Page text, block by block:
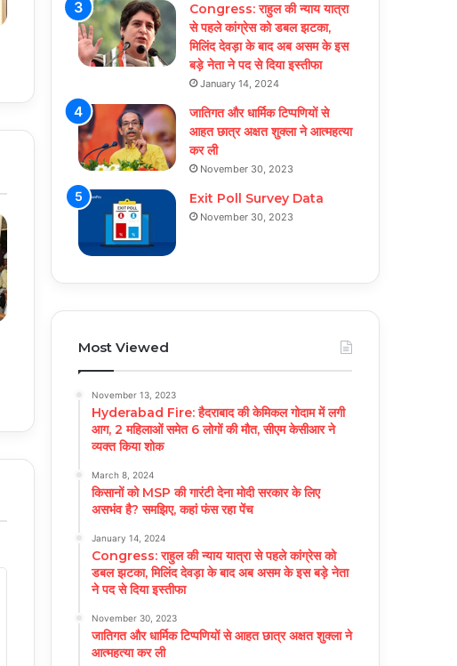
Congress: राहुल की न्याय यात्रा
से पहले कांग्रेस को डबल झटका,
मिलिंद देवड़ा के बाद अब असम के इस
बड़े नेता ने पद से दिया इस्तीफा
January 14, 2024
जातिगत और धार्मिक टिप्पणियों से
आहत छात्र अक्षत शुक्ला ने आत्महत्या
कर ली
November 30, 2023
Exit Poll Survey Data
November 30, 2023
Most Viewed
November 13, 2023
Hyderabad Fire: हैदराबाद की केमिकल गोदाम में लगी
आग, 2 महिलाओं समेत 6 लोगों की मौत, सीएम केसीआर ने
व्यक्त किया शोक
March 8, 2024
किसानों को MSP की गारंटी देना मोदी सरकार के लिए
असभंव है? समझिए, कहां फंस रहा पेंच
January 14, 2024
Congress: राहुल की न्याय यात्रा से पहले कांग्रेस को
डबल झटका, मिलिंद देवड़ा के बाद अब असम के इस बड़े नेता
ने पद से दिया इस्तीफा
November 30, 2023
जातिगत और धार्मिक टिप्पणियों से आहत छात्र अक्षत शुक्ला ने
आत्महत्या कर ली